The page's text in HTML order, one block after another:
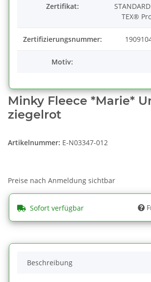
Zertifikat:
TEX®
Zertifizierungsnummer:
Motiv:
Minky Fleece *Marie*
ziegelrot
Artikelnummer: E-N03347-012
Preise nach Anmeldung sichtbar
Sofort verfügbar
Beschreibung